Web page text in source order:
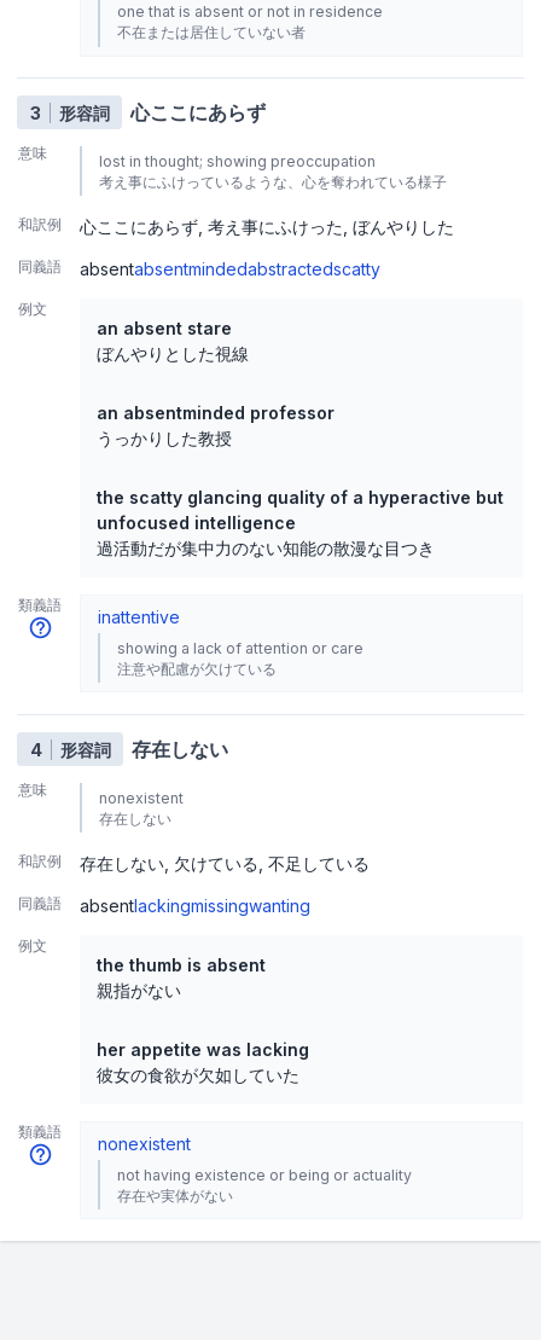
one that is absent or not in residence
不在または居住していない者
3 形容詞 心ここにあらず
意味
lost in thought; showing preoccupation
考え事にふけっているような、心を奪われている様子
和訳例 心ここにあらず 考え事にふけった ぼんやりした
同義語 absentabsentmindedabstractedscatty
例文
an absent stare
ぼんやりとした視線
an absentminded professor
うっかりした教授
the scatty glancing quality of a hyperactive but
unfocused intelligence
過活動だが集中力のない知能の散漫な目つき
類義語
inattentive
showing a lack of attention or care
注意や配慮が欠けている
4 形容詞 存在しない
意味
nonexistent
存在しない
和訳例 存在しない 欠けている 不足している
同義語 absentlackingmissingwanting
例文
the thumb is absent
親指がない
her appetite was lacking
彼女の食欲が欠如していた
類義語
nonexistent
not having existence or being or actuality
存在や実体がない